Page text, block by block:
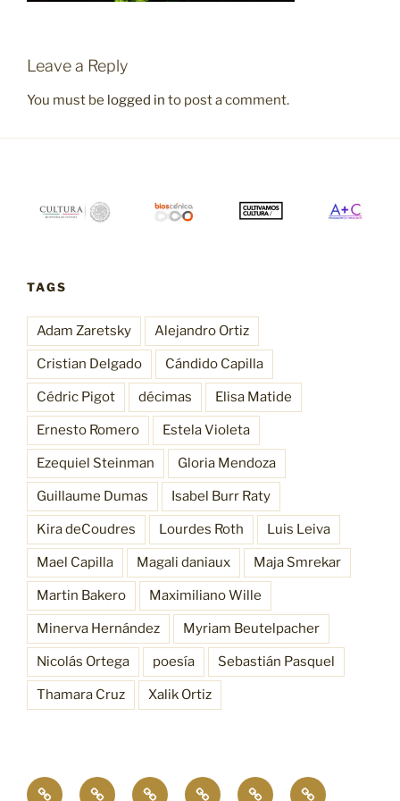
Leave a Reply
You must be logged in to post a comment.
TAGS
Adam Zaretsky Alejandro Ortiz
Cristian Delgado Cándido Capilla
Cédric Pigot décimas Elisa Matide
Ernesto Romero Estela Violeta
Ezequiel Steinman Gloria Mendoza
Guillaume Dumas Isabel Burr Raty
Kira deCoudres Lourdes Roth Luis Leiva
Mael Capilla Magali daniaux Maja Smrekar
Martin Bakero Maximiliano Wille
Minerva Hernández Myriam Beutelpacher
Nicolás Ortega poesía Sebastián Pasquel
Thamara Cruz Xalik Ortiz
Empatía¿QuiénesAntecedentesProcesosFuncionesResonancia